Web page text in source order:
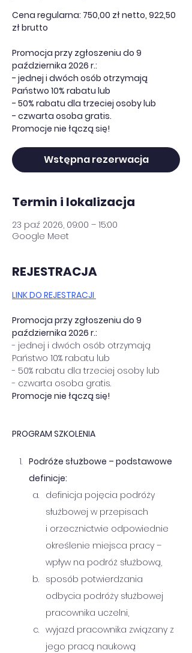
Cena regularna: 750,00 zł netto, 922,50
zł brutto
Promocja przy zgłoszeniu do 9
października 2026 r.:
- jednej i dwóch osób otrzymają
Państwo 10% rabatu lub
- 50% rabatu dla trzeciej osoby lub
- czwarta osoba gratis.
Promocje nie łączą się!
Wstępna rezerwacja
Termin i lokalizacja
23 paź 2026, 09:00 – 15:00
Google Meet
REJESTRACJA
LINK DO REJESTRACJI
Promocja przy zgłoszeniu do 9
października 2026 r.:
- jednej i dwóch osób otrzymają
Państwo 10% rabatu lub
- 50% rabatu dla trzeciej osoby lub
- czwarta osoba gratis.
Promocje nie łączą się!
PROGRAM SZKOLENIA
Podróże służbowe – podstawowe
definicje:
definicja pojęcia podróży
służbowej w przepisach
i orzecznictwie odpowiednie
określenie miejsca pracy –
wpływ na podróż służbową,
sposób potwierdzania
odbycia podróży służbowej
pracownika uczelni,
wyjazd pracownika związany z
jego pracą naukową